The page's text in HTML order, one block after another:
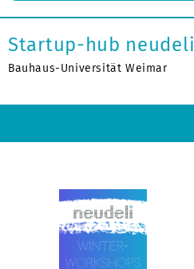
Startup-hub neudeli
Bauhaus-Universität Weimar